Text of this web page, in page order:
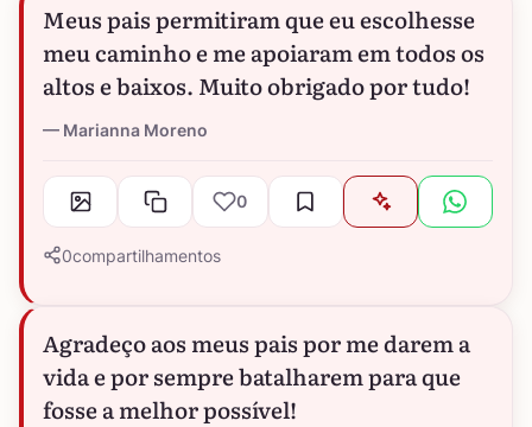
Meus pais permitiram que eu escolhesse
meu caminho e me apoiaram em todos os
altos e baixos. Muito obrigado por tudo!
Marianna Moreno
0
0compartilhamentos
Agradeço aos meus pais por me darem a
vida e por sempre batalharem para que
fosse a melhor possível!